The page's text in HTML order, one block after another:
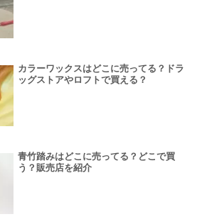
カラーワックスはどこに売ってる？ドラ
ッグストアやロフトで買える？
青竹踏みはどこに売ってる？どこで買
う？販売店を紹介